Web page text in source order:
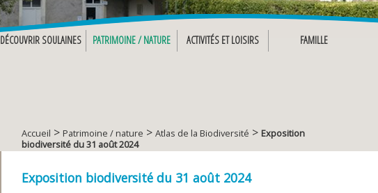
DÉCOUVRIR SOULAINES PATRIMOINE / NATURE ACTIVITÉS ET LOISIRS FAMILLE
Accueil > Patrimoine / nature > Atlas de la Biodiversité > Exposition
biodiversité du 31 août 2024
Exposition biodiversité du 31 août 2024